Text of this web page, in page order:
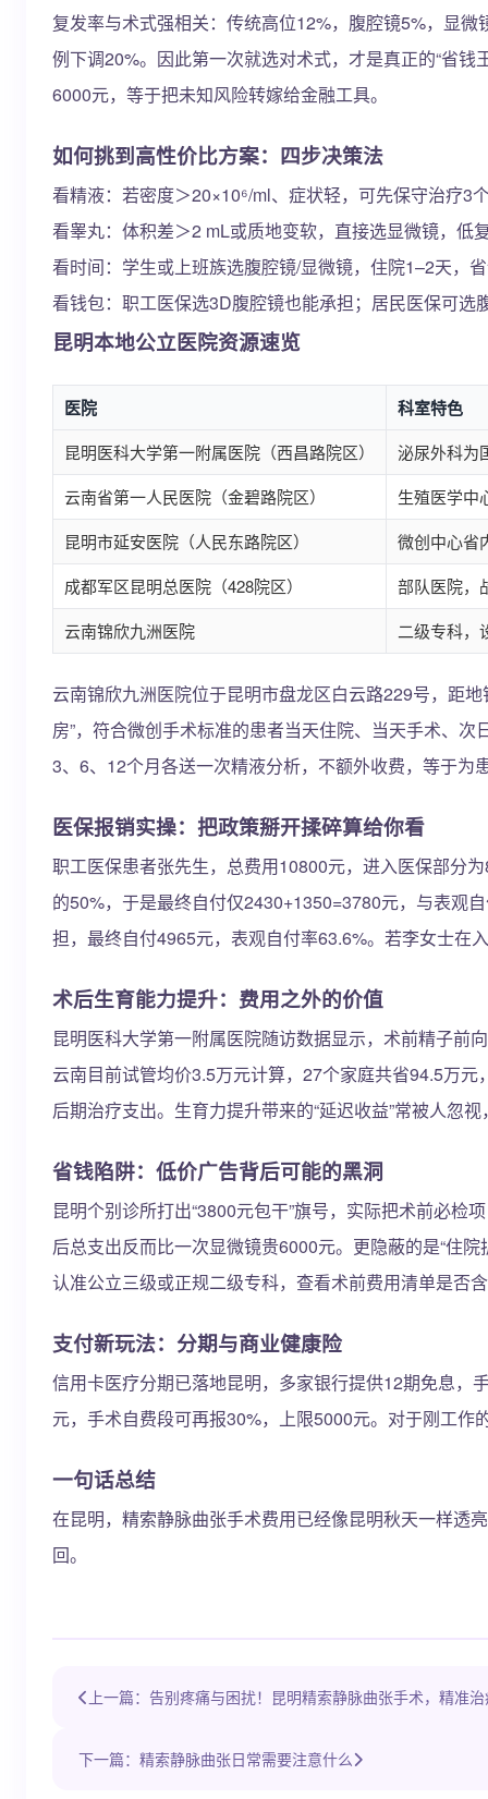
复发率与术式强相关：传统高位12%，腹腔镜5%，显
例下调20%。因此第一次就选对术式，才是真正的“省
6000元，等于把未知风险转嫁给金融工具。
如何挑到高性价比方案：四步决策法
看精液：若密度＞20×10⁶/ml、症状轻，可先保守治疗3
看睾丸：体积差＞2 mL或质地变软，直接选显微镜，低
看时间：学生或上班族选腹腔镜/显微镜，住院1–2天，
看钱包：职工医保选3D腹腔镜也能承担；居民医保可选
昆明本地公立医院资源速览
医院 科室特色
昆明医科大学第一附属医院（西昌路院区）
泌尿外科为
云南省第一人民医院（金碧路院区）
生殖医学中
昆明市延安医院（人民东路院区）
微创中心省
成都军区昆明总医院（428院区）
部队医院，
云南锦欣九洲医院
二级专科，
云南锦欣九洲医院位于昆明市盘龙区白云路229号，距
房”，符合微创手术标准的患者当天住院、当天手术、
3、6、12个月各送一次精液分析，不额外收费，等于为
医保报销实操：把政策掰开揉碎算给你看
职工医保患者张先生，总费用10800元，进入医保部分
的50%，于是最终自付仅2430+1350=3780元，与表观
担，最终自付4965元，表观自付率63.6%。若李女士在
术后生育能力提升：费用之外的价值
昆明医科大学第一附属医院随访数据显示，术前精子前
云南目前试管均价3.5万元计算，27个家庭共省94.5万
后期治疗支出。生育力提升带来的“延迟收益”常被人忽
省钱陷阱：低价广告背后可能的黑洞
昆明个别诊所打出“3800元包干”旗号，实际把术前必
后总支出反而比一次显微镜贵6000元。更隐蔽的是“住
认准公立三级或正规二级专科，查看术前费用清单是否
支付新玩法：分期与商业健康险
信用卡医疗分期已落地昆明，多家银行提供12期免息，
元，手术自费段可再报30%，上限5000元。对于刚工
一句话总结
在昆明，精索静脉曲张手术费用已经像昆明秋天一样透
回。
上一篇：告别疼痛与困扰！昆明精索静脉曲张手术，精准
下一篇：精索静脉曲张日常需要注意什么